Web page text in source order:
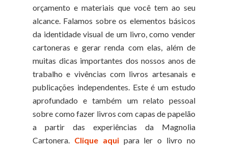
orçamento e materiais que você tem ao seu
alcance. Falamos sobre os elementos básicos
da identidade visual de um livro, como vender
cartoneras e gerar renda com elas, além de
muitas dicas importantes dos nossos anos de
trabalho e vivências com livros artesanais e
publicações independentes. Este é um estudo
aprofundado e também um relato pessoal
sobre como fazer livros com capas de papelão
a partir das experiências da Magnolia
Cartonera. Clique aquipara ler o livro no